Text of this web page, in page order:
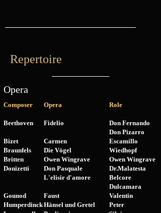
Repertoire
Opera
Composer
Beethoven
Bizet
Braunfels
Britten
Donizetti
Gounod
Humperdinck
Opera
Fidelio
Carmen
Die Vögel
Owen Wingrave
Don Pasquale
L'elisir d'amore
Faust
Hänsel und Gretel
Role
Don Fernando
Don Pizarro
Escamillo
Wiedhopf
Owen Wingrave
Dr.Malatesta
Belcore
Dulcamara
Valentin
Peter